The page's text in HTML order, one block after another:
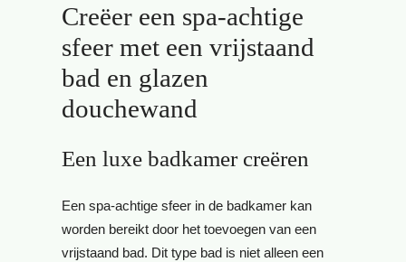
Creëer een spa-achtige
sfeer met een vrijstaand
bad en glazen
douchewand
Een luxe badkamer creëren
Een spa-achtige sfeer in de badkamer kan
worden bereikt door het toevoegen van een
vrijstaand bad. Dit type bad is niet alleen een